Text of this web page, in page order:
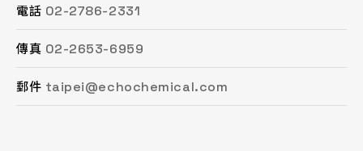
電話 02-2786-2331
傳真 02-2653-6959
郵件 taipei@echochemical.com
電話 03-494-6939
傳真 03-493-0687
郵件 chungli@echochemical.com
電話 037-621-088
傳真 037-615-096
郵件 miaoli@echochemical.com
電話 04-2472-8859
傳真 04-2472-8825
郵件 taichung@echochemical.com
電話 06-243-6589
傳真 06-253-8208
郵件 tainan@echochemical.com
電話 07-753-9988
傳真 07-753-1958
郵件 kaohsiung@echochemical.com